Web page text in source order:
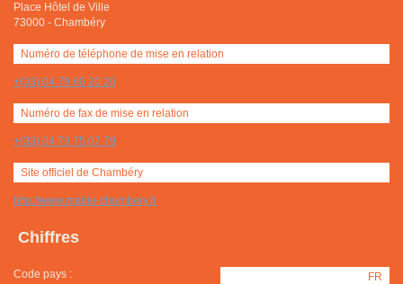
Place Hôtel de Ville
73000 - Chambéry
Numéro de téléphone de mise en relation
+(33) 04 79 60 20 20
Numéro de fax de mise en relation
+(33) 04 79 75 07 79
Site officiel de Chambéry
http://www.mairie-chambery.fr
Chiffres
Code pays : FR